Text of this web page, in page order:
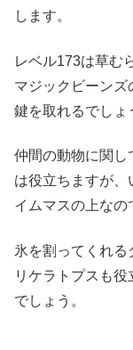
します。
レベル173は草む
マジックビーン
鍵を取れるでしょ
仲間の動物に関し
は役立ちますが、
イムマスの上なの
氷を割ってくれる
リケラトプスも
でしょう。